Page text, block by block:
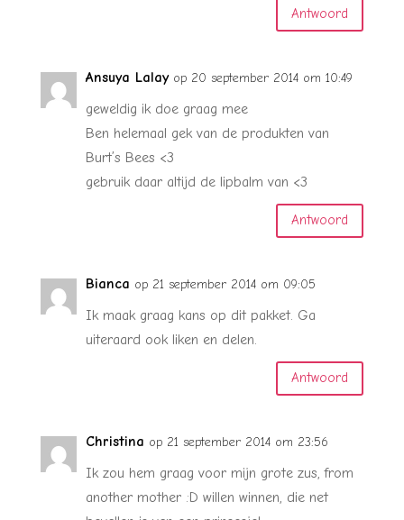
Antwoord
Ansuya Lalay op 20 september 2014 om 10:49
geweldig ik doe graag mee
Ben helemaal gek van de produkten van
Burt’s Bees <3
gebruik daar altijd de lipbalm van <3
Antwoord
Bianca op 21 september 2014 om 09:05
Ik maak graag kans op dit pakket. Ga
uiteraard ook liken en delen.
Antwoord
Christina op 21 september 2014 om 23:56
Ik zou hem graag voor mijn grote zus, from
another mother :D willen winnen, die net